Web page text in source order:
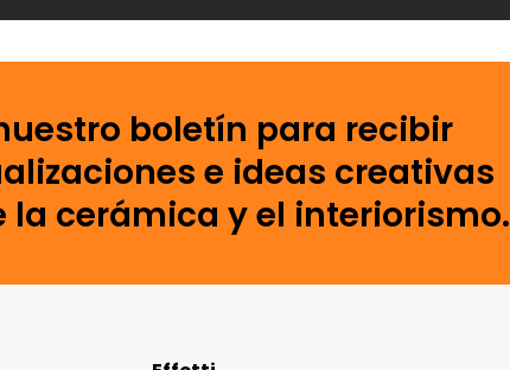
boletín para recibir
e ideas creativas
la cerámica y el interiorismo.